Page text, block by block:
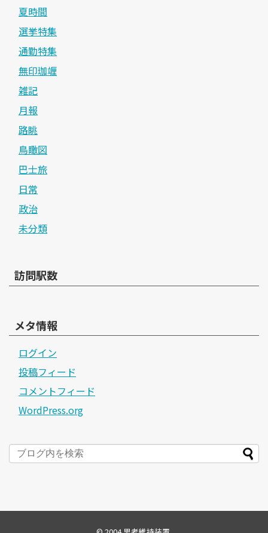
夏時間
選挙特集
通勤特集
無印珈竰
雑記
月報
路眺
鳥瞰図
巴士旅
日常
政治
未分類
訪問駅数
メタ情報
ログイン
投稿フィード
コメントフィード
WordPress.org